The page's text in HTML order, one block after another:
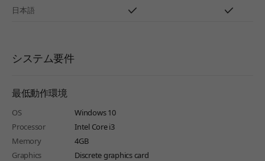
日本語
システム要件
最低動作環境
OS
Windows 10
Processor
Intel Core i3
Memory
4GB
Graphics
Discrete graphics card